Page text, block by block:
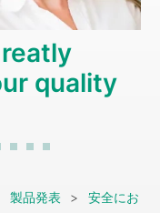
quality
製品発表
安全にお